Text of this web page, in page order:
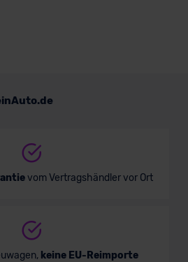
vom Vertragshändler vor Ort
keine EU-Reimporte